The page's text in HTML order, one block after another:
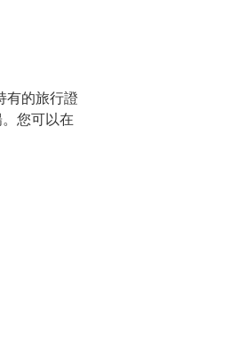
有的旅行證
您可以在